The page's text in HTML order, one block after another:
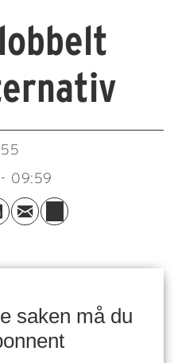
- 09:59
saken må du